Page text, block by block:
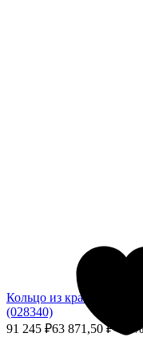
Кольцо из красного
(028340)
91 245 ₽63 871,50₽- 30%